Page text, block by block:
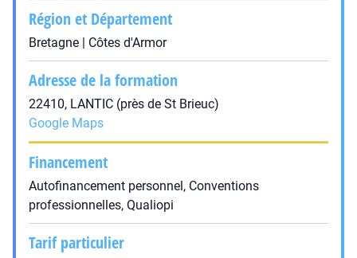
Région et Département
Bretagne | Côtes d'Armor
Adresse de la formation
22410, LANTIC (près de St Brieuc)
Google Maps
Financement
Autofinancement personnel, Conventions
professionnelles, Qualiopi
Tarif particulier